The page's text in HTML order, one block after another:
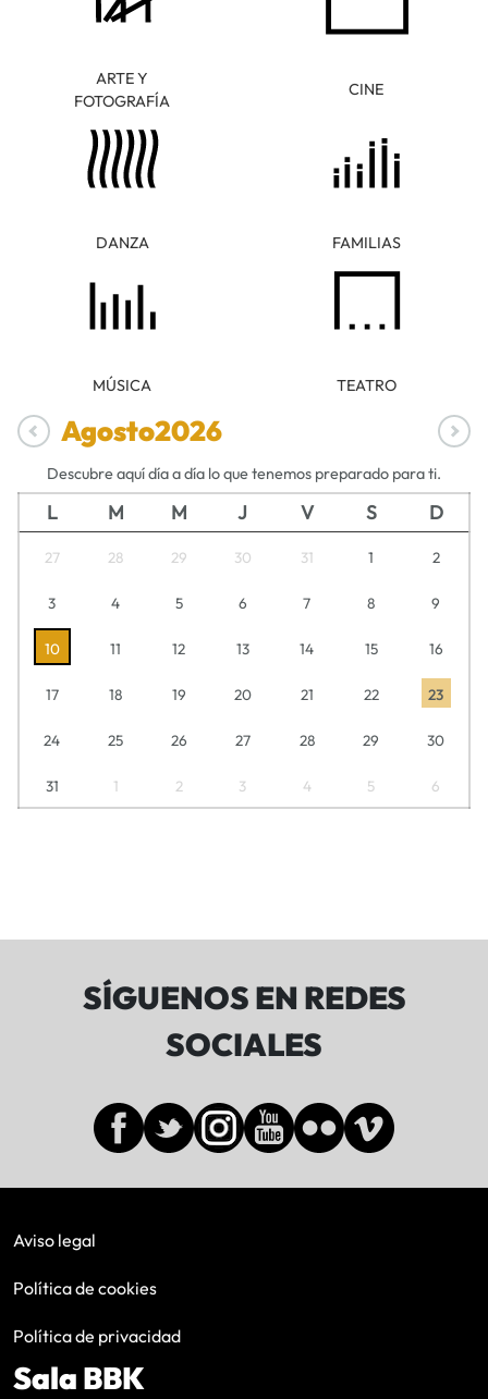
ARTE Y
FOTOGRAFÍA
CINE
DANZA FAMILIAS
MÚSICA TEATRO
Agosto2026
Descubre aquí día a día lo que tenemos preparado para ti.
L M M J V S D
27 28 29 30 31 1 2
3 4 5 6 7 8 9
10 11 12 13 14 15 16
17 18 19 20 21 22 23
24 25 26 27 28 29 30
31 1 2 3 4 5 6
SÍGUENOS EN REDES
SOCIALES
Aviso legal
Política de cookies
Política de privacidad
Sala BBK